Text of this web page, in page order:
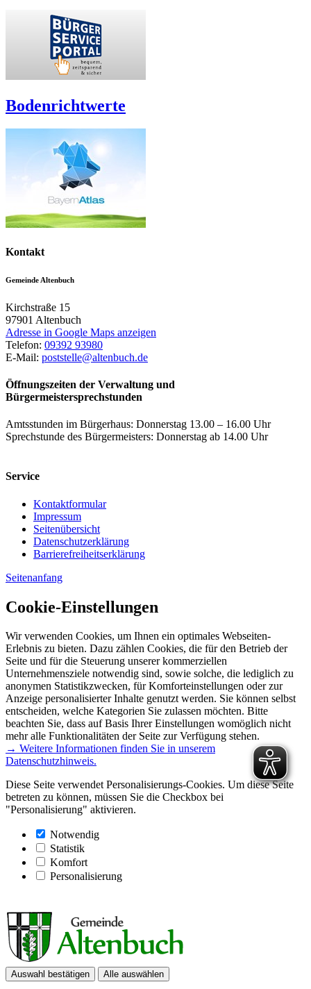
Bodenrichtwerte
Kontakt
Gemeinde Altenbuch
Kirchstraße 15
97901 Altenbuch
Adresse in Google Maps anzeigen
Telefon: 09392 93980
E-Mail: poststelle@altenbuch.de
Öffnungszeiten der Verwaltung und
Bürgermeistersprechstunden
Amtsstunden im Bürgerhaus: Donnerstag 13.00 – 16.00 Uhr
Sprechstunde des Bürgermeisters: Donnerstag ab 14.00 Uhr
Service
Kontaktformular
Impressum
Seitenübersicht
Datenschutzerklärung
Barrierefreiheitserklärung
Seitenanfang
Cookie-Einstellungen
Wir verwenden Cookies, um Ihnen ein optimales Webseiten-
Erlebnis zu bieten. Dazu zählen Cookies, die für den Betrieb der
Seite und für die Steuerung unserer kommerziellen
Unternehmensziele notwendig sind, sowie solche, die lediglich zu
anonymen Statistikzwecken, für Komforteinstellungen oder zur
Anzeige personalisierter Inhalte genutzt werden. Sie können selbst
entscheiden, welche Kategorien Sie zulassen möchten. Bitte
beachten Sie, dass auf Basis Ihrer Einstellungen womöglich nicht
mehr alle Funktionalitäten der Seite zur Verfügung stehen.
→ Weitere Informationen finden Sie in unserem
Datenschutzhinweis.
Diese Seite verwendet Personalisierungs-Cookies. Um diese Seite
betreten zu können, müssen Sie die Checkbox bei
"Personalisierung" aktivieren.
Notwendig
Statistik
Komfort
Personalisierung
Auswahl bestätigen Alle auswählen